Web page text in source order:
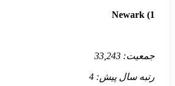
1)
Newark
جمعیت: 33,243
رتبه سال پیش: 4